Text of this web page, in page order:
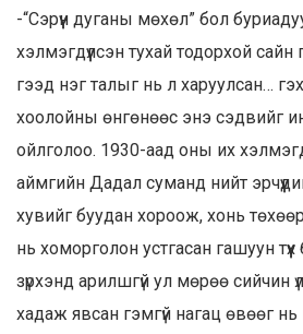
-“Сэрүүн дуганы мөхөл” бол
хэлмэгдүүлсэн тухай тодорхой сайн
гээд нэг талыг нь л харуулсан…
хоолойны өнгөнөөс энэ сэдвийг
ойлголоо. 1930-аад оны их
аймгийн Дадал суманд нийт
хувийг буудан хороож, хонь
нь хоморголон устгасан гашуун
зүрхэнд арилшгүй ул мөрөө сийчин
хадаж явсан гэмгүй нагац өвөөг нь